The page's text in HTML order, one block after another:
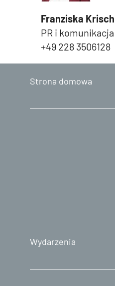
Franziska Krisch
PR i komunikacja
+49 228 3506128
Strona domowa
Wydarzenia